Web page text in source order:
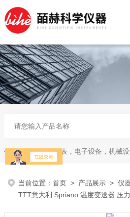
热门关键词：仪器仪表，电子设备，机械设备，工业自动化设
当前位置：首页 > 产品展示 >仪
TTT意大利 Spriano 温度变送器 压